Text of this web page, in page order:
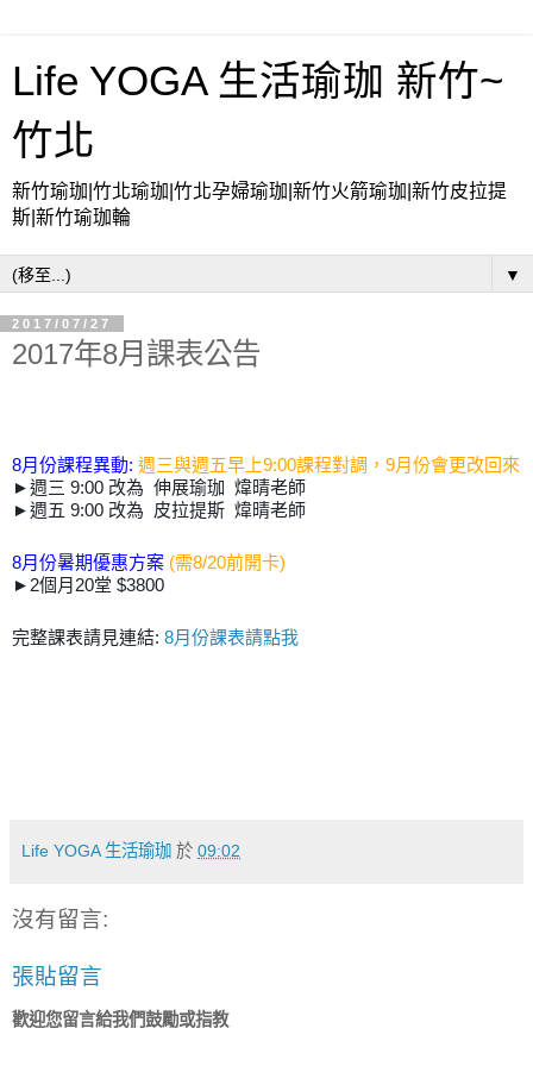
Life YOGA 生活瑜珈 新竹~
竹北
新竹瑜珈|竹北瑜珈|竹北孕婦瑜珈|新竹火箭瑜珈|新竹皮拉提
斯|新竹瑜珈輪
▼
2017/07/27
2017年8月課表公告
8月份課程異動: 週三與週五早上9:00課程對調 ，9月份會更改回來
►週三 9:00 改為 伸展瑜珈 煒晴老師
►週五 9:00 改為 皮拉提斯 煒晴老師
8月份暑期優惠方案 (需8/20前開卡)
►2個月20堂 $3800
完整課表請見連結: 8月份課表請點我
Life YOGA 生活瑜珈 於 09:02
沒有留言:
張貼留言
歡迎您留言給我們鼓勵或指教